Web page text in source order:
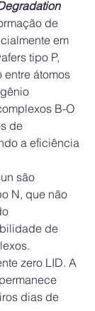
de
em
tipo P,
entre átomos
B-O
de
a eficiência
são
N, que não
de
zero LID. A
dias de